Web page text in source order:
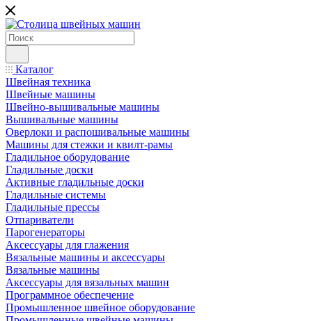
Каталог
Швейная техника
Швейные машины
Швейно-вышивальные машины
Вышивальные машины
Оверлоки и распошивальные машины
Машины для стежки и квилт-рамы
Гладильное оборудование
Гладильные доски
Активные гладильные доски
Гладильные системы
Гладильные прессы
Отпариватели
Парогенераторы
Аксессуары для глажения
Вязальные машины и аксессуары
Вязальные машины
Аксессуары для вязальных машин
Программное обеспечение
Промышленное швейное оборудование